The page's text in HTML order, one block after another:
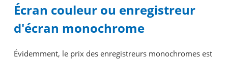
Écran couleur ou enregistreur
d'écran monochrome
Évidemment, le prix des enregistreurs monochromes est